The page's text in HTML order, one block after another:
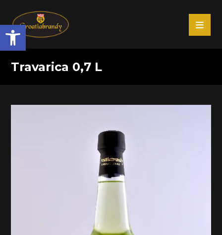
Open toolbar
Travarica 0,7 L